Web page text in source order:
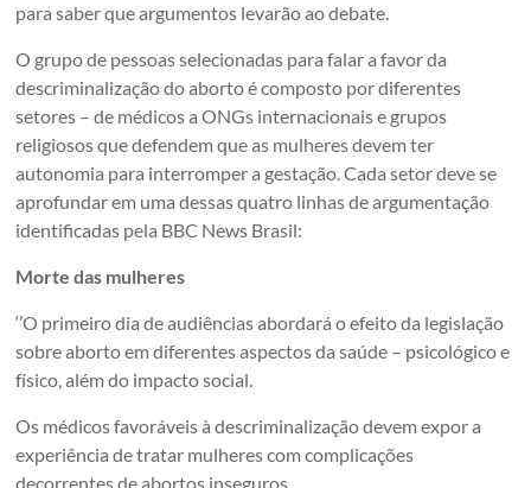
para saber que argumentos levarão ao debate.
O grupo de pessoas selecionadas para falar a favor da
descriminalização do aborto é composto por diferentes
setores – de médicos a ONGs internacionais e grupos
religiosos que defendem que as mulheres devem ter
autonomia para interromper a gestação. Cada setor deve se
aprofundar em uma dessas quatro linhas de argumentação
identificadas pela BBC News Brasil:
Morte das mulheres
‘’O primeiro dia de audiências abordará o efeito da legislação
sobre aborto em diferentes aspectos da saúde – psicológico e
físico, além do impacto social.
Os médicos favoráveis à descriminalização devem expor a
experiência de tratar mulheres com complicações
decorrentes de abortos inseguros.